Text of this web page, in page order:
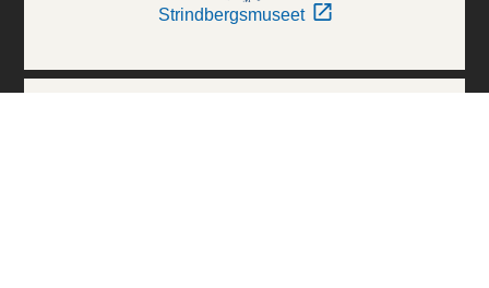
Strindbergsmuseet